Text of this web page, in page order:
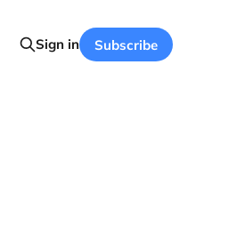
Sign in Subscribe